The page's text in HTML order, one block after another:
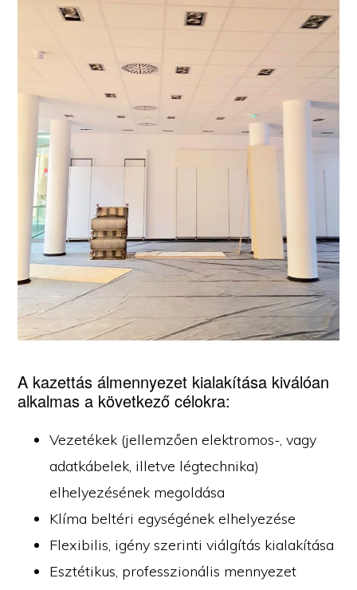
A kazettás álmennyezet kialakítása kiválóan
alkalmas a következő célokra:
Vezetékek (jellemzően elektromos-, vagy
adatkábelek, illetve légtechnika)
elhelyezésének megoldása
Klíma beltéri egységének elhelyezése
Flexibilis, igény szerinti viálgítás kialakítása
Esztétikus, professzionális mennyezet